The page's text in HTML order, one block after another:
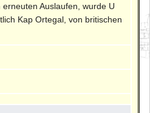
Auslaufen, wurde U
Kap Ortegal, von britischen